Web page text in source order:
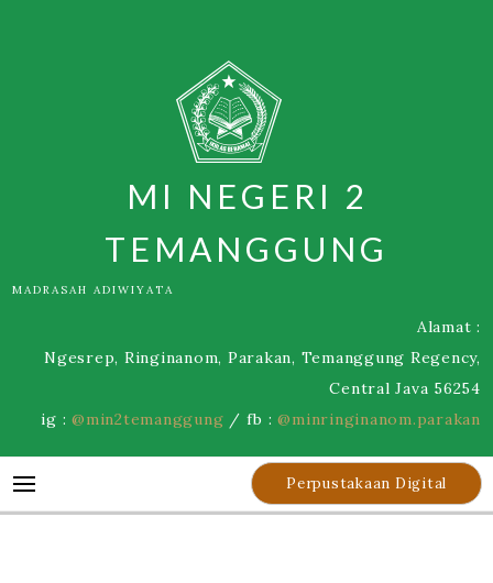
MI NEGERI 2
TEMANGGUNG
MADRASAH ADIWIYATA
Alamat :
Ngesrep, Ringinanom, Parakan, Temanggung Regency,
Central Java 56254
ig :@min2temanggung / fb :@minringinanom.parakan
Perpustakaan Digital